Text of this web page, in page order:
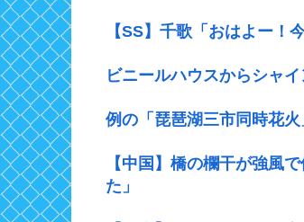
【SS】千歌「おはよー！
ビニールハウスからシャ
例の「琵琶湖三市同時花火
【中国】橋の欄干が強風
た」